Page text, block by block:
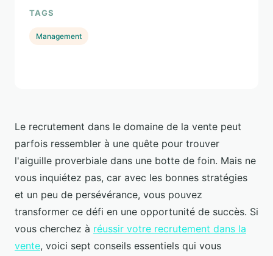
Le recrutement dans le domaine de la vente peut
parfois ressembler à une quête pour trouver
l'aiguille proverbiale dans une botte de foin. Mais ne
vous inquiétez pas, car avec les bonnes stratégies
et un peu de persévérance, vous pouvez
transformer ce défi en une opportunité de succès. Si
vous cherchez à réussir votre recrutement dans la
vente, voici sept conseils essentiels qui vous
TAGS
Management